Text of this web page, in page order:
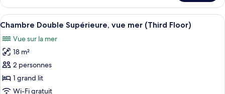
vue
mer
(Second
Floor)
le
type
de
Chambre
Double
Standard,
vue
mer
(Second
Afficher
toutes
les
photos
pour
ce
type
Une chambre d’hôtel moderne
25
Chambre Double Supérieure, vue mer (Third Floor)
Vue sur la mer
18 m²
2 personnes
1 grand lit
Wi-Fi gratuit